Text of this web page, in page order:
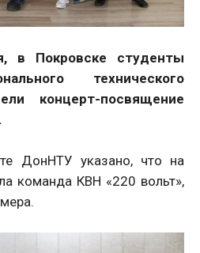
в Покровске студенты
технического
концерт-посвящение
ДонНТУ указано, что на
команда КВН «220 вольт»,